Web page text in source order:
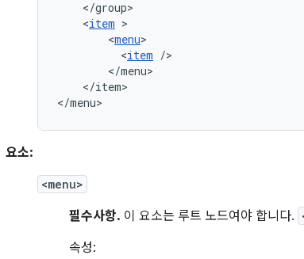
<item
<menu
<item
</item>
</menu>
요소:
<menu>
필수사항. 이 요소는 루트 노드여야 합니다.
속성: